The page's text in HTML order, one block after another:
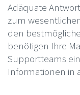
Adäquate
zum
den
benötigen Ihre
Supportteams
Informationen in